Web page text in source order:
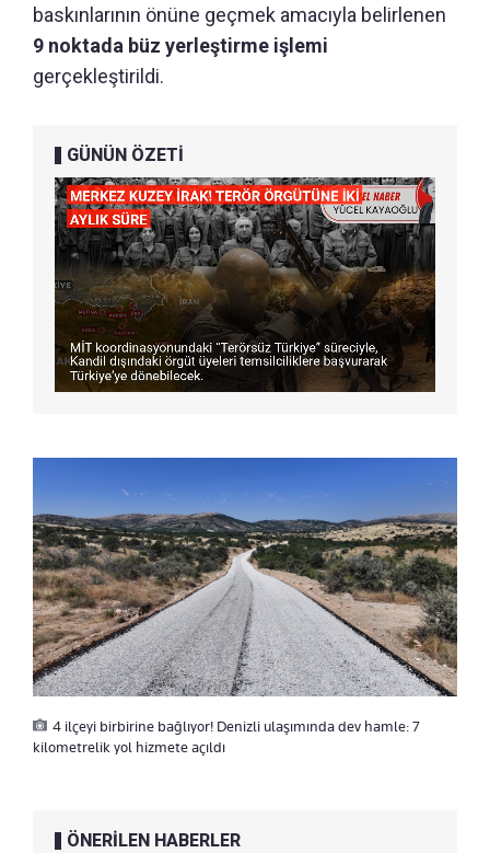
baskınlarının önüne geçmek amacıyla belirlenen
9 noktada büz yerleştirme işlemi
gerçekleştirildi.
GÜNÜN ÖZETİ
4 ilçeyi birbirine bağlıyor! Denizli ulaşımında dev hamle: 7
kilometrelik yol hizmete açıldı
ÖNERİLEN HABERLER